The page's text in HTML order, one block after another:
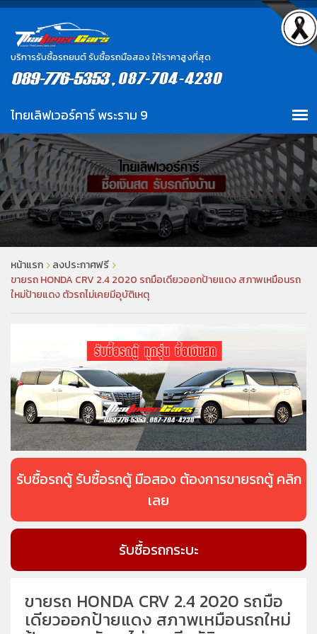
บริการรับซื้อรถยนต์ รับซื้อรถมือสอง ให้ราคาสูงที่สุด
หน้าแรก
ลงประกาศฟรี
ขายรถ HONDA CRV 2.4 2020 รถมือเดียวออกป้ายแดง สภาพเหมือนรถ
ใหม่ป้ายแดง ตัวรถไม่เคยมีอุบัติเหตุ
รับซื้อรถตู้ รับซื้อรถตู้ มือสอง ต้องการขายรถตู้ คลิก
เลย
รับซื้อรถกระบะ
ขายรถ HONDA CRV 2.4 2020 รถมือ
เดียวออกป้ายแดง สภาพเหมือนรถใหม่